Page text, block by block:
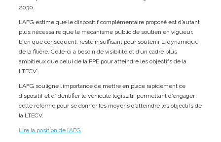
2030.
L’AFG estime que le dispositif complémentaire proposé est d’autant
plus nécessaire que le mécanisme public de soutien en vigueur,
bien que conséquent, reste insuffisant pour soutenir la dynamique
de la filière. Celle-ci a besoin de visibilité et d’un cadre plus
ambitieux que celui de la PPE pour atteindre les objectifs de la
LTECV.
L’AFG souligne l’importance de mettre en place rapidement ce
dispositif et d’identifier le véhicule législatif permettant d’engager
cette réforme pour se donner les moyens d’atteindre les objectifs de
la LTECV.
Lire la position de l’AFG